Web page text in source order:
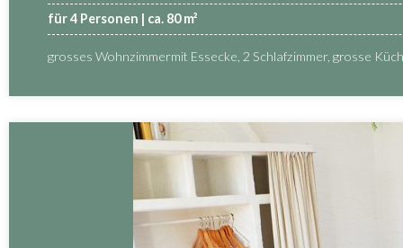
für 4 Personen | ca. 80 m²
grosses Wohnzimmermit Essecke, 2 Schlafzimmer, grosse